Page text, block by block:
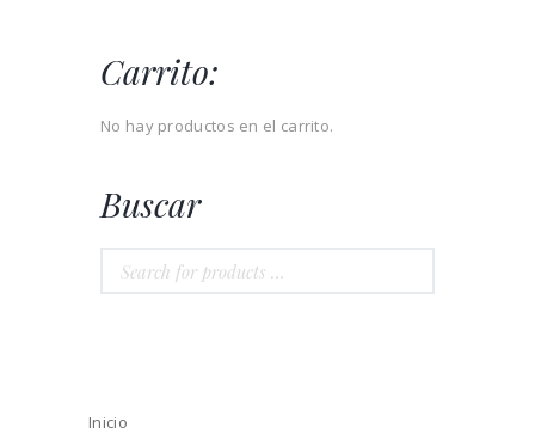
Carrito:
No hay productos en el carrito.
Buscar
Inicio